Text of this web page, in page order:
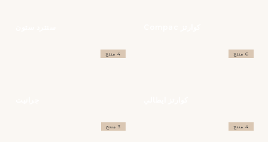
6 منتج 4 منتج
4 منتج 3 منتج